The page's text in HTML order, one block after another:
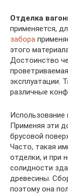
Отделка
применяется,
забора
этого
Достоинство
эксплуатации.
различные
Использование
Применяя эти
брусовой
Часто, такая
отделки, и при
солидности
древесины.
поэтому она